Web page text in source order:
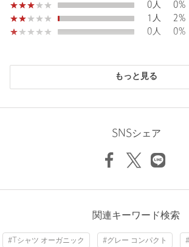
0人
0%
1人
2%
0人
0%
購入商品のサイズ感
ニックネーム： さこ
もっと見る
SNSシェア
関連キーワード検索
#Tシャツ オーガニック #グレー コンパクト